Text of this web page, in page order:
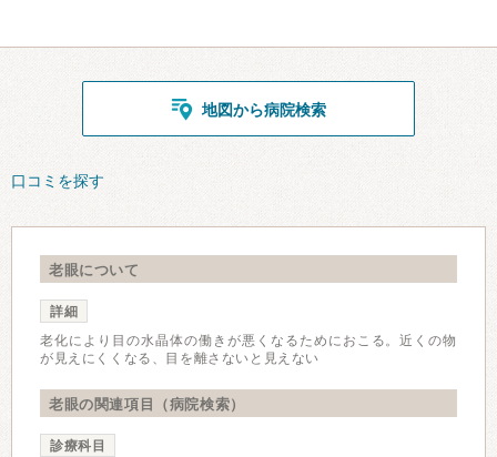
地図から病院検索
口コミを探す
老眼について
詳細
老化により目の水晶体の働きが悪くなるためにおこる。近くの物
が見えにくくなる、目を離さないと見えない
老眼の関連項目（病院検索）
診療科目